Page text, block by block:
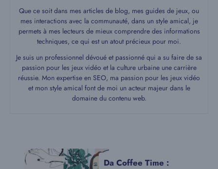
Que ce soit dans mes articles de blog, mes guides de jeux, ou
mes interactions avec la communauté, dans un style amical, je
permets à mes lecteurs de mieux comprendre des informations
techniques, ce qui est un atout précieux pour moi.
Je suis un professionnel dévoué et passionné qui a su faire de sa
passion pour les jeux vidéo et la culture urbaine une carrière
réussie. Mon expertise en SEO, ma passion pour les jeux vidéo
et mon style amical font de moi un acteur majeur dans le
domaine du contenu web.
Da Coffee Time :